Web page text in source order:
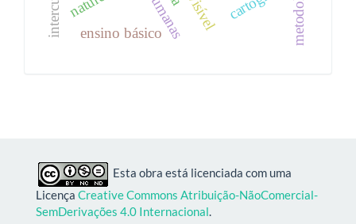
ensino básico
Esta obra está licenciada com uma
Licença Creative Commons Atribuição-NãoComercial-
SemDerivações 4.0 Internacional.